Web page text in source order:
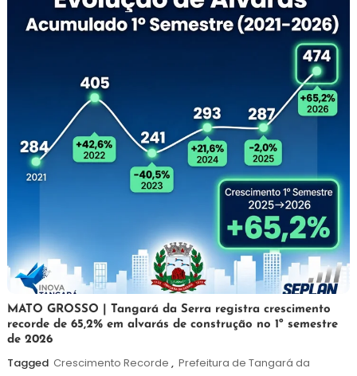
5
de
agosto
de
Maurilio
MATO GROSSO | Tangará da Serra registra crescimento
recorde de 65,2% em alvarás de construção no 1º semestre
de 2026
Tagged Crescimento Recorde , Prefeitura de Tangará da